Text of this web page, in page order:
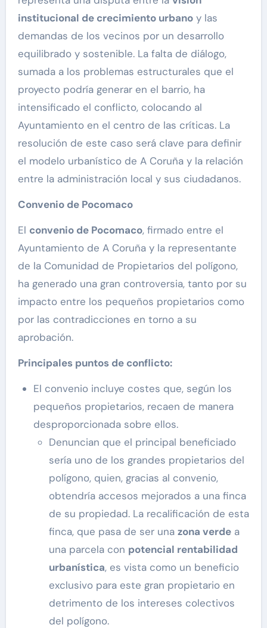
institucional de crecimiento urbanoy las
demandas de los vecinos por un desarrollo
equilibrado y sostenible. La falta de diálogo,
sumada a los problemas estructurales que el
proyecto podría generar en el barrio, ha
intensificado el conflicto, colocando al
Ayuntamiento en el centro de las críticas. La
resolución de este caso será clave para definir
el modelo urbanístico de A Coruña y la relación
entre la administración local y sus ciudadanos.
Convenio de Pocomaco
El convenio de Pocomaco, firmado entre el
Ayuntamiento de A Coruña y la representante
de la Comunidad de Propietarios del polígono,
ha generado una gran controversia, tanto por su
impacto entre los pequeños propietarios como
por las contradicciones en torno a su
aprobación.
Principales puntos de conflicto:
El convenio incluye costes que, según los
pequeños propietarios, recaen de manera
desproporcionada sobre ellos.
Denuncian que el principal beneficiado
sería uno de los grandes propietarios del
polígono, quien, gracias al convenio,
obtendría accesos mejorados a una finca
de su propiedad. La recalificación de esta
finca, que pasa de ser una zona verdea
una parcela con potencial rentabilidad
urbanística, es vista como un beneficio
exclusivo para este gran propietario en
detrimento de los intereses colectivos
del polígono.